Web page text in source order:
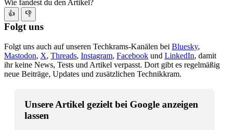
Wie fandest du den Artikel?
👍 👎
Folgt uns
Folgt uns auch auf unseren Techkrams-Kanälen bei Bluesky,
Mastodon, X, Threads, Instagram, Facebook und LinkedIn, damit
ihr keine News, Tests und Artikel verpasst. Dort gibt es regelmäßig
neue Beiträge, Updates und zusätzlichen Technikkram.
Unsere Artikel gezielt bei Google anzeigen
lassen